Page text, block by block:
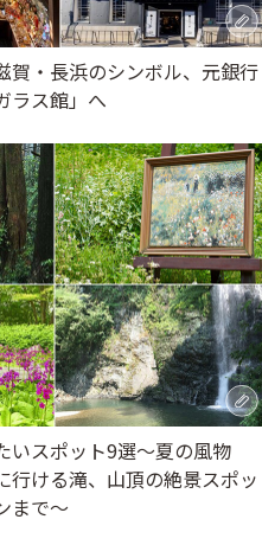
賀・長浜のシンボル、元銀行
ラス館」へ
いスポット9選～夏の風物
行ける滝、山頂の絶景スポッ
まで～